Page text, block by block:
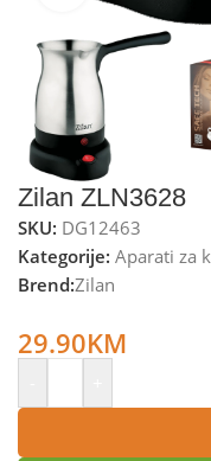
Zilan ZLN3628
SKU: DG12463
Kategorije: Aparati za
Brend:Zilan
29.90KM